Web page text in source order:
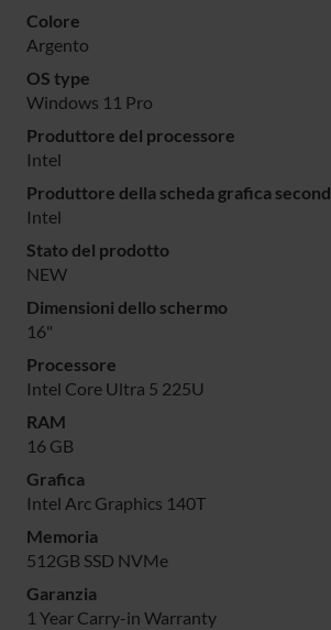
Colore
Argento
OS type
Windows 11 Pro
Produttore del processore
Intel
Produttore della scheda grafica
Intel
Stato del prodotto
NEW
Dimensioni dello schermo
16"
Processore
Intel Core Ultra 5 225U
RAM
16 GB
Grafica
Intel Arc Graphics 140T
Memoria
512GB SSD NVMe
Garanzia
1 Year Carry-in Warranty